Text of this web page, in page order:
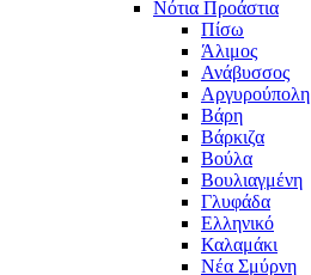
Νότια Προάστια
Πίσω
Άλιμος
Ανάβυσσος
Αργυρούπολη
Βάρη
Βάρκιζα
Βούλα
Βουλιαγμένη
Γλυφάδα
Ελληνικό
Καλαμάκι
Νέα Σμύρνη